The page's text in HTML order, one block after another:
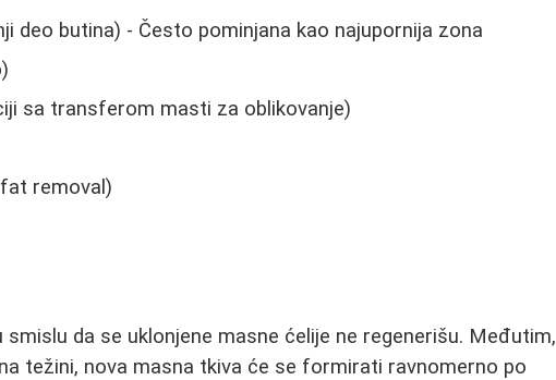
deo butina) - Često pominjana kao najupornija zona
sa transferom masti za oblikovanje)
removal)
da se uklonjene masne ćelije ne regenerišu. Međutim,
težini, nova masna tkiva će se formirati ravnomerno po